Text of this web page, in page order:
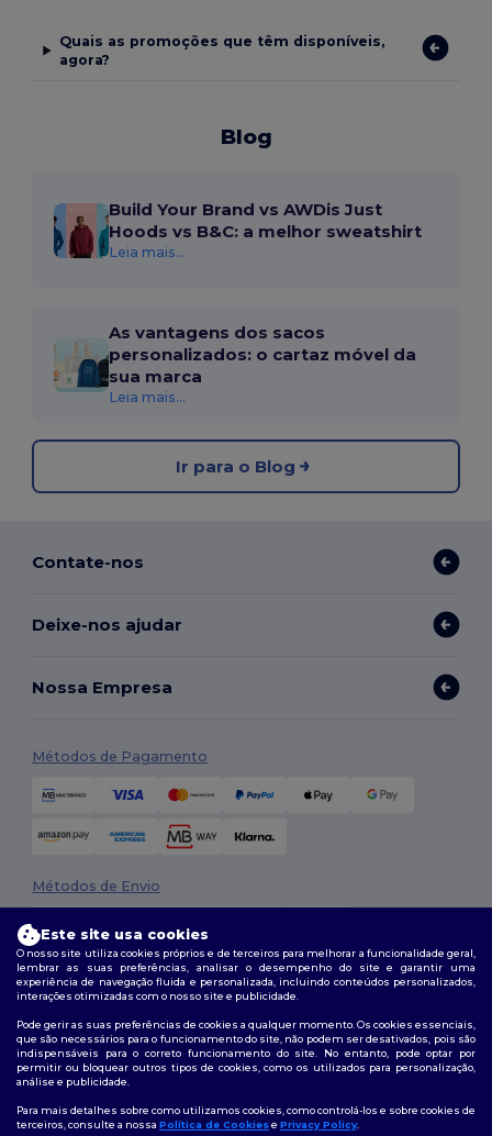
Quais as promoções que têm disponíveis,
agora?
Blog
Build Your Brand vs AWDis Just
Hoods vs B&C: a melhor sweatshirt
Leia mais...
As vantagens dos sacos
personalizados: o cartaz móvel da
sua marca
Leia mais...
Ir para o Blog
Contate-nos
Deixe-nos ajudar
Nossa Empresa
Métodos de Pagamento
Métodos de Envio
2026. Todos os direitos reservados
Siga-nos
Este site usa cookies
O nosso site utiliza cookies próprios e de terceiros para melhorar a funcionalidade geral,
lembrar as suas preferências, analisar o desempenho do site e garantir uma
experiência de navegação fluida e personalizada, incluindo conteúdos personalizados,
interações otimizadas com o nosso site e publicidade.
Pode gerir as suas preferências de cookies a qualquer momento. Os cookies essenciais,
que são necessários para o funcionamento do site, não podem ser desativados, pois são
indispensáveis para o correto funcionamento do site. No entanto, pode optar por
permitir ou bloquear outros tipos de cookies, como os utilizados para personalização,
análise e publicidade.
Para mais detalhes sobre como utilizamos cookies, como controlá-los e sobre cookies de
terceiros, consulte a nossa Política de Cookiese Privacy Policy.